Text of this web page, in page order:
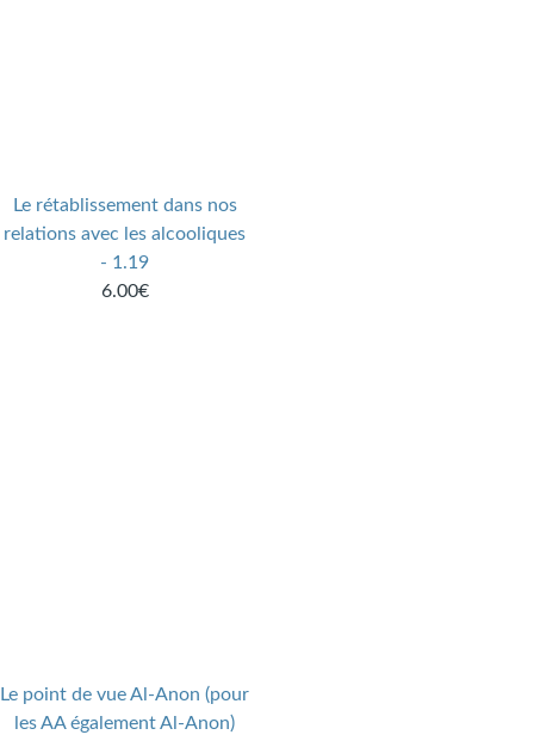
Le rétablissement dans nos
relations avec les alcooliques
- 1.19
6.00€
Le point de vue Al-Anon (pour
les AA également Al-Anon)